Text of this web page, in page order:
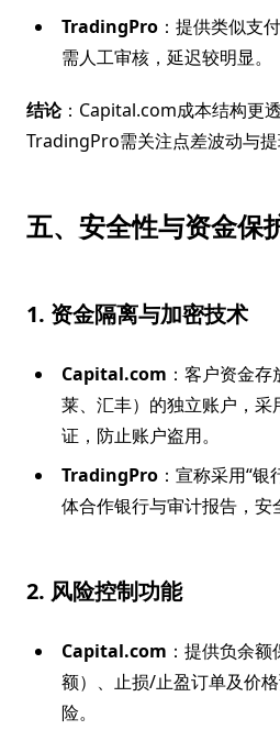
TradingPro ：提供类似支
需人工审核，延迟较明显。
结论：Capital.com成本结构更
TradingPro需关注点差波动与提
五、安全性与资金保
1. 资金隔离与加密技术
Capital.com ：客户资金
莱、汇丰）的独立账户，采
证，防止账户盗用。
TradingPro ：宣称采用“
体合作银行与审计报告，安
2. 风险控制功能
Capital.com ：提供负余
额）、止损/止盈订单及价
险。